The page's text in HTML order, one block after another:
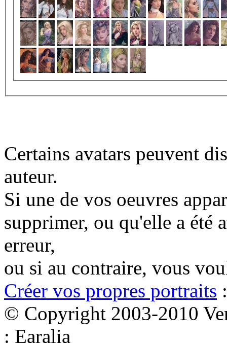
Certains avatars peuvent
auteur.
Si une de vos oeuvres
supprimer, ou qu'elle a été
erreur,
ou si au contraire, vous
Créer vos propres portraits
© Copyright 2003-2010
: Earalia